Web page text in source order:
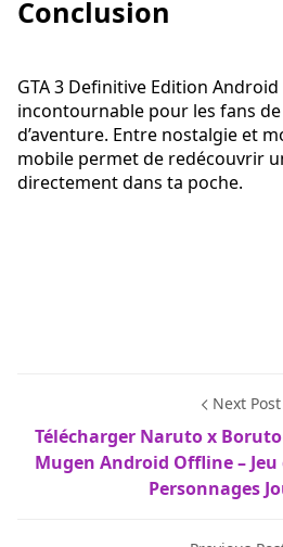
Conclusion
GTA 3 Definitive Edition
incontournable pour les fans de
d’aventure. Entre nostalgie et
mobile permet de redécouvrir
directement dans ta poche.
Next Post
Télécharger Naruto x
Mugen Android Offline – Jeu
Personnages